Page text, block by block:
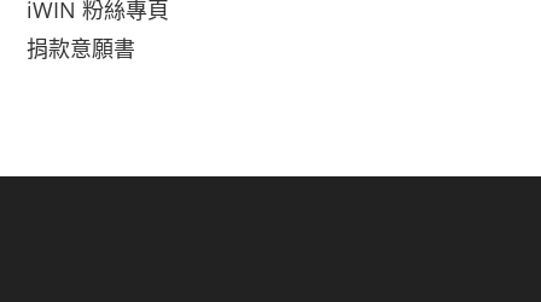
iWIN 粉絲專頁
捐款意願書